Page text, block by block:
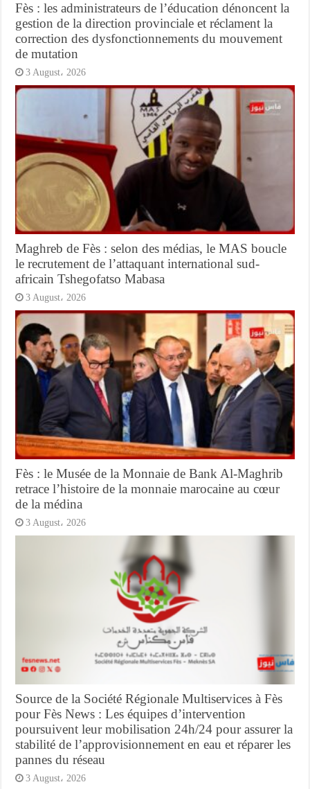
Fès : les administrateurs de l’éducation dénoncent la
gestion de la direction provinciale et réclament la
correction des dysfonctionnements du mouvement
de mutation
3 August، 2026
Maghreb de Fès : selon des médias, le MAS boucle
le recrutement de l’attaquant international sud-
africain Tshegofatso Mabasa
3 August، 2026
Fès : le Musée de la Monnaie de Bank Al-Maghrib
retrace l’histoire de la monnaie marocaine au cœur
de la médina
3 August، 2026
Source de la Société Régionale Multiservices à Fès
pour Fès News : Les équipes d’intervention
poursuivent leur mobilisation 24h/24 pour assurer la
stabilité de l’approvisionnement en eau et réparer les
pannes du réseau
3 August، 2026